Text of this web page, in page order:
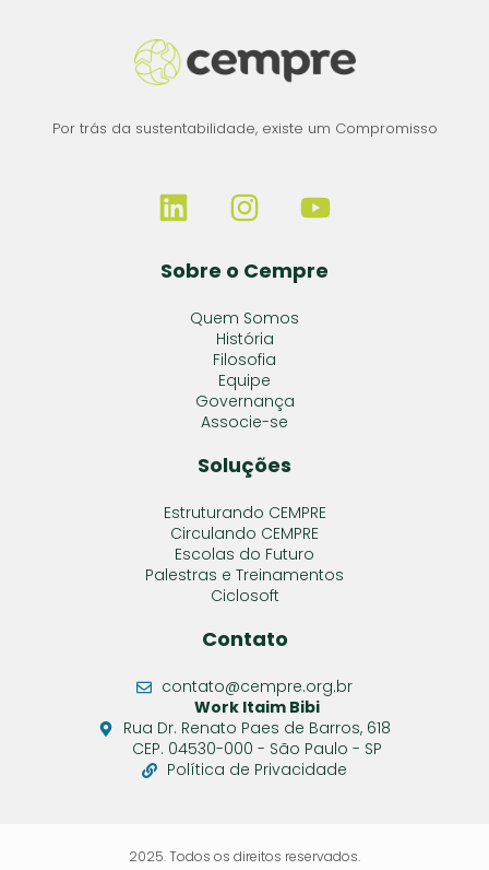
Por trás da sustentabilidade, existe um Compromisso
Sobre o Cempre
Quem Somos
História
Filosofia
Equipe
Governança
Associe-se
Soluções
Estruturando CEMPRE
Circulando CEMPRE
Escolas do Futuro
Palestras e Treinamentos
Ciclosoft
Contato
contato@cempre.org.br
Work Itaim Bibi
Rua Dr. Renato Paes de Barros, 618
CEP. 04530-000 - São Paulo - SP
Política de Privacidade
2025. Todos os direitos reservados.